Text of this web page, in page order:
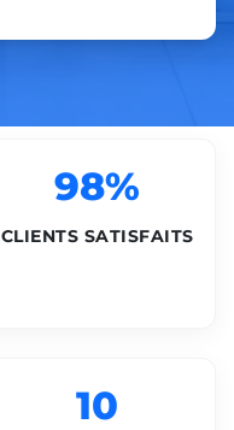
98%
CLIENTS SATISFAITS
10